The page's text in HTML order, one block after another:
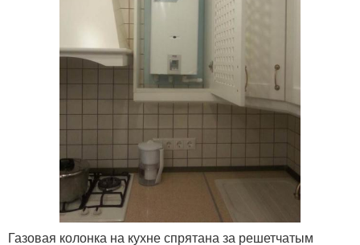
Газовая колонка на кухне спрятана за решетчатым